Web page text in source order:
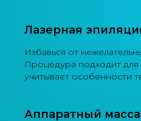
Лазерная
Избавься от
Процедура подходит
учитывает особенности
Аппаратный